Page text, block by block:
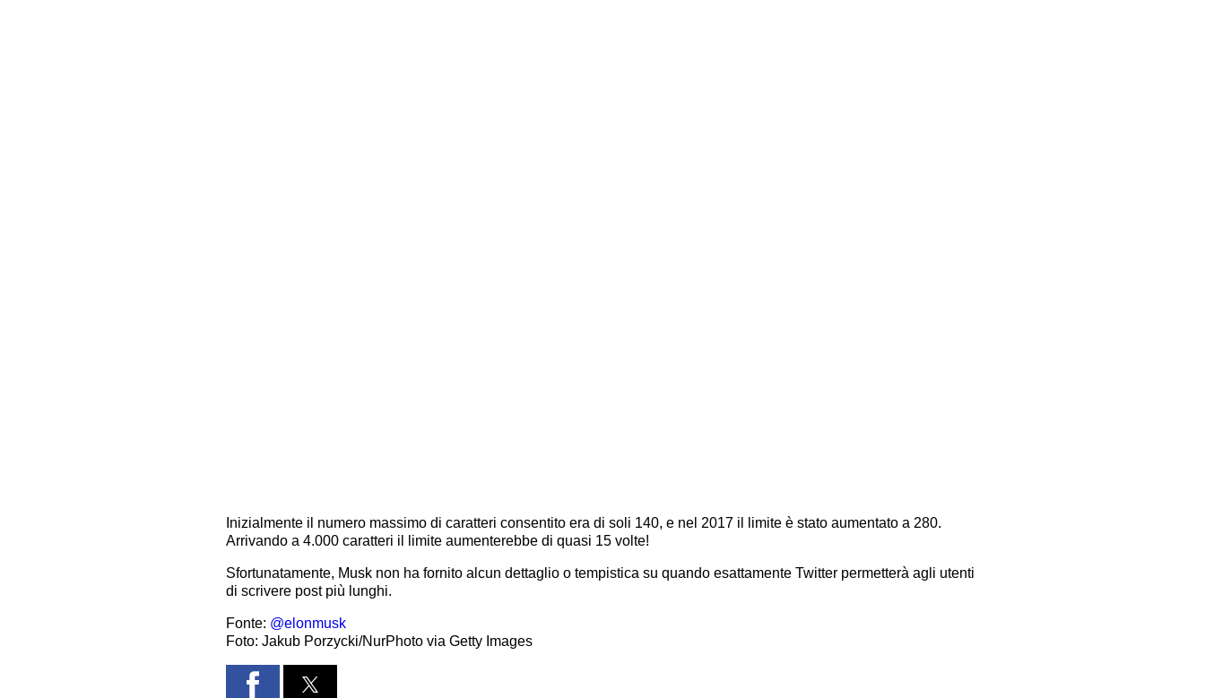
Inizialmente il numero massimo di caratteri consentito era di soli 140, e nel 2017 il limite è stato aumentato a 280.
Arrivando a 4.000 caratteri il limite aumenterebbe di quasi 15 volte!
Sfortunatamente, Musk non ha fornito alcun dettaglio o tempistica su quando esattamente Twitter permetterà agli utenti
di scrivere post più lunghi.
Fonte: @elonmusk
Foto: Jakub Porzycki/NurPhoto via Getty Images